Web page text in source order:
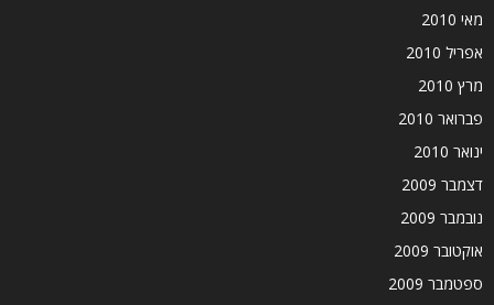
מאי 2010
אפריל 2010
מרץ 2010
פברואר 2010
ינואר 2010
דצמבר 2009
נובמבר 2009
אוקטובר 2009
ספטמבר 2009